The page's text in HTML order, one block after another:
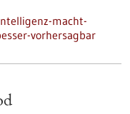
macht-
vorhersagbar